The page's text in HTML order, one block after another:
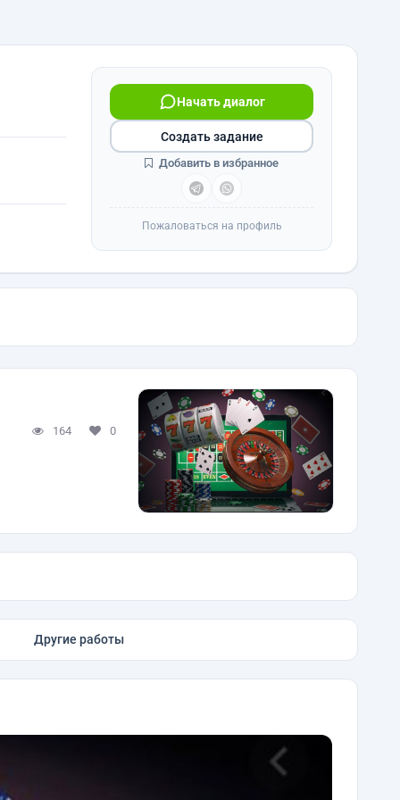
Начать диалог
Создать задание
Добавить в избранное
Пожаловаться на профиль
164 0
Другие работы